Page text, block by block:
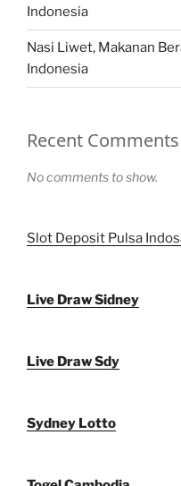
Indonesia
Nasi Liwet, Makanan
Indonesia
Recent Comments
No comments to show.
Slot Deposit Pulsa
Live Draw Sidney
Live Draw Sdy
Sydney Lotto